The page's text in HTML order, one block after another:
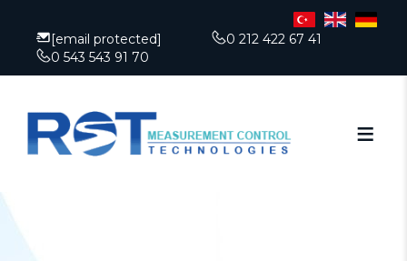
[email protected]
0 212 422 67 41
0 543 543 91 70